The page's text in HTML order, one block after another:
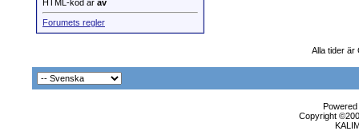
HTML-kod är av
Forumets regler
Alla tider är
Copyright